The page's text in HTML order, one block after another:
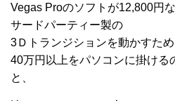
Vegas Proのソフトが12,800円な
サードパーティー製の
3Ｄトランジションを動かすため
40万円以上をパソコンに掛ける
と、